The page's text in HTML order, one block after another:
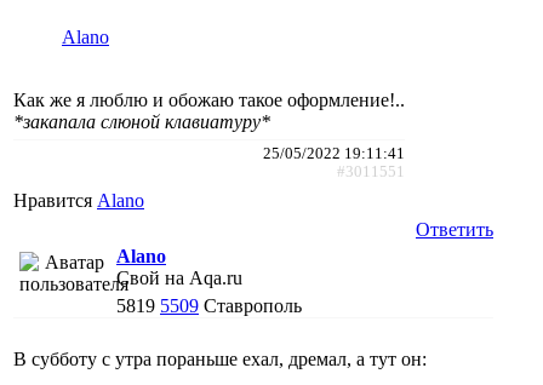
Alano
Как же я люблю и обожаю такое оформление!..
*закапала слюной клавиатуру*
25/05/2022 19:11:41
#3011551
Нравится Alano
Ответить
Alano
Свой на Aqa.ru
5819 5509 Ставрополь
В субботу с утра пораньше ехал, дремал, а тут он: